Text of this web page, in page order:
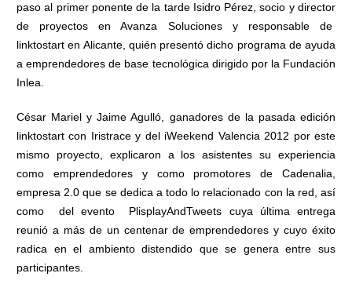
paso al primer ponente de la tarde Isidro Pérez, socio y director
de proyectos en Avanza Soluciones y responsable de
linktostart en Alicante, quién presentó dicho programa de ayuda
a emprendedores de base tecnológica dirigido por la Fundación
Inlea.
César Mariel y Jaime Agulló, ganadores de la pasada edición
linktostart con Iristrace y del iWeekend Valencia 2012 por este
mismo proyecto, explicaron a los asistentes su experiencia
como emprendedores y como promotores de Cadenalia,
empresa 2.0 que se dedica a todo lo relacionado con la red, así
como del evento PlisplayAndTweets cuya última entrega
reunió a más de un centenar de emprendedores y cuyo éxito
radica en el ambiento distendido que se genera entre sus
participantes.